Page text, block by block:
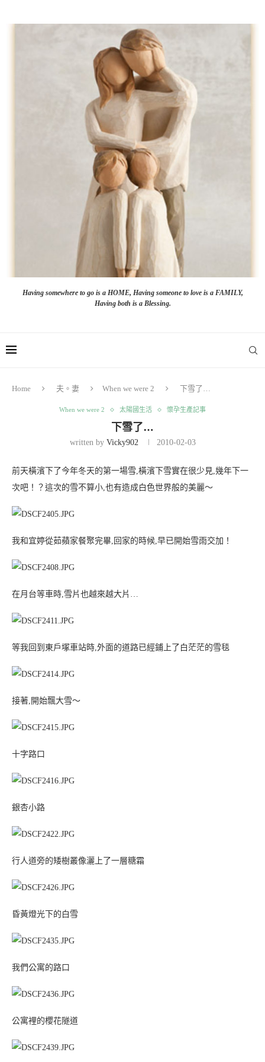
Having somewhere to go is a HOME, Having someone to love is a FAMILY,
Having both is a Blessing.
Home 夫。妻 When we were 2 下雪了…
When we were 2 太陽國生活 懷孕生產記事
下雪了…
written by Vicky902 2010-02-03
前天橫濱下了今年冬天的第一場雪,橫濱下雪實在很少見,幾年下一
次吧！？這次的雪不算小,也有造成白色世界般的美麗～
我和宜婷從茹蘋家餐聚完畢,回家的時候,早已開始雪雨交加！
在月台等車時,雪片也越來越大片…
等我回到東戶塚車站時,外面的道路已經鋪上了白茫茫的雪毯
接著,開始飄大雪～
十字路口
銀杏小路
行人道旁的矮樹叢像灑上了一層糖霜
昏黃燈光下的白雪
我們公寓的路口
公寓裡的櫻花隧道